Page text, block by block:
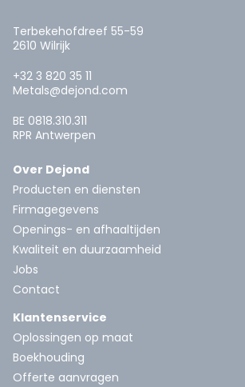
Terbekehofdreef 55-59
2610 Wilrijk
+32 3 820 35 11
Metals@dejond.com
BE 0818.310.311
RPR Antwerpen
Over Dejond
Producten en diensten
Firmagegevens
Openings- en afhaaltijden
Kwaliteit en duurzaamheid
Jobs
Contact
Klantenservice
Oplossingen op maat
Boekhouding
Offerte aanvragen